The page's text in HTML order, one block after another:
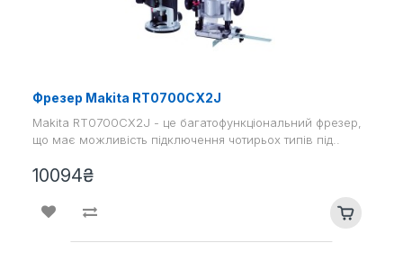
Фрезер Makita RT0700CX2J
Makita RT0700CX2J - це багатофункціональний фрезер,
що має можливість підключення чотирьох типів під..
10094₴